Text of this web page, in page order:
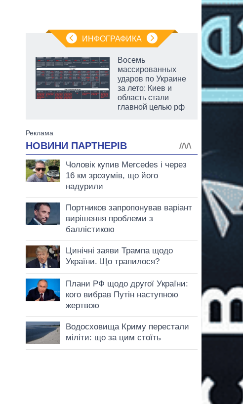
ИНФОГРАФИКА
Восемь
массированных
ударов по Украине
за лето: Киев и
область стали
главной целью рф